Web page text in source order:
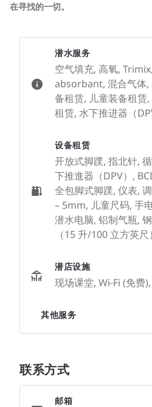
在寻找的一切。
潜水服务
空气填充, 高氧,
absorbant, 混合气体,
备租赁, 儿童装备租赁,
租赁, 水下推进器（
设备租赁
开放式脚蹼, 指北针,
下推進器（DPV）,
全包脚式脚蹼, 仪表,
– 5mm, 儿童尺码, 手
潜水电脑, 铝制气瓶,
（15 升/100 立方英尺）
潜店设施
现场课堂, Wi-Fi (免费
其他服务
联系方式
邮箱